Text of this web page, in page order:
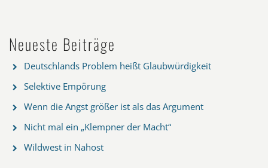
Neueste Beiträge
Deutschlands Problem heißt Glaubwürdigkeit
Selektive Empörung
Wenn die Angst größer ist als das Argument
Nicht mal ein „Klempner der Macht“
Wildwest in Nahost